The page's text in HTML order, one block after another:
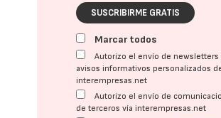
SUSCRIBIRME GRATIS
Marcar todos
Autorizo el envío de newsletters
avisos informativos personalizados
interempresas.net
Autorizo el envío de
de terceros vía interempresas.net